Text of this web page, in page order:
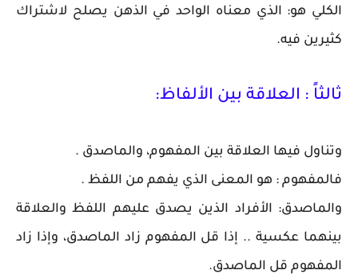
الكلي هو: الذي معناه الواحد في الذهن يصلح لاشتراك
كثيرين فيه.
ثالثاً : العلاقة بين الألفاظ:
وتناول فيها العلاقة بين المفهوم، والماصدق .
فالمفهوم : هو المعنى الذي يفهم من اللفظ .
والماصدق: الأفراد الذين يصدق عليهم اللفظ والعلاقة
بينهما عكسية .. إذا قل المفهوم زاد الماصدق، وإذا زاد
المفهوم قل الماصدق.